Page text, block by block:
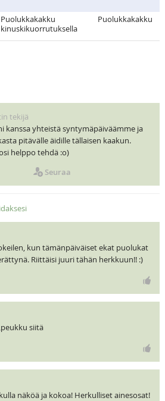
Puolukkakakku
kinuskikuorrutuksella
Puolukkakakku
tekijä
kanssa yhteistä syntymäpäiväämme ja
pitävälle äidille tällaisen kaakun.
helppo tehdä :o)
Seuraa
kun tämänpäiväiset ekat puolukat
Riittäisi juuri tähän herkkuun!! :)
siitä
näköä ja kokoa! Herkulliset ainesosat!